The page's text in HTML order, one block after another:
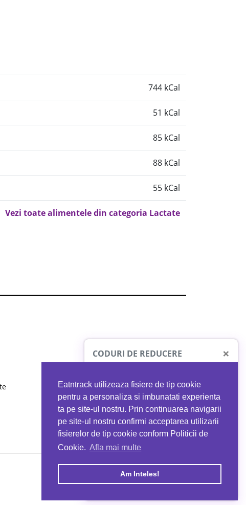
Eatntrack utilizeaza fisiere de tip cookie
pentru a personaliza si imbunatati experienta
ta pe site-ul nostru. Prin continuarea navigarii
pe site-ul nostru confirmi acceptarea utilizarii
fisierelor de tip cookie conform Politicii de
Cookie. Afla mai multe
Am Inteles!
744 kCal
51 kCal
85 kCal
88 kCal
55 kCal
Vezi toate alimentele din categoria Lactate
CODURI DE REDUCERE ×
la orice comandă
EATNTRACK
MYPROTEIN
Ai40%reducere la orice comandă
folosind codul EATTRACK